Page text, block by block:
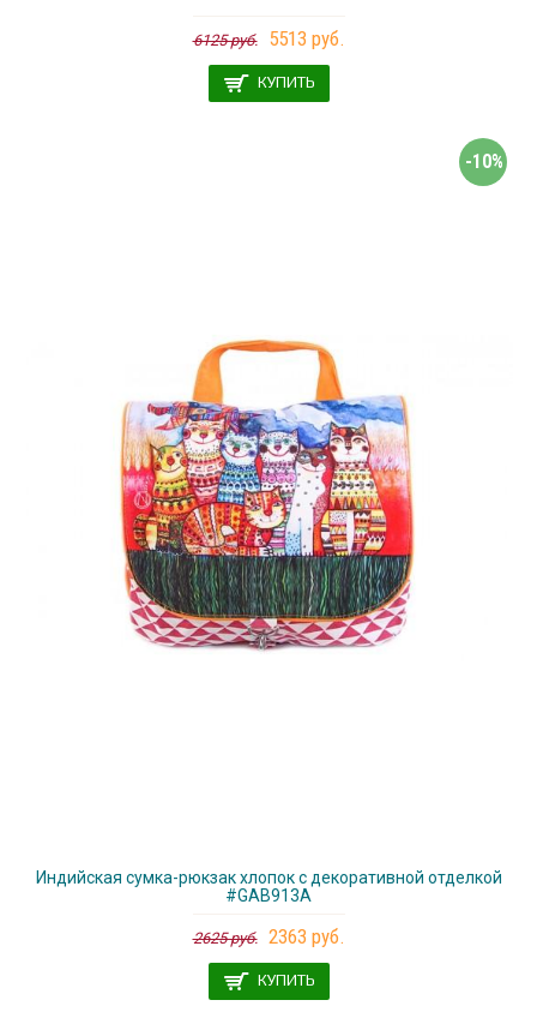
6125 руб. 5513 руб.
КУПИТЬ
-10%
Индийская сумка-рюкзак хлопок с декоративной отделкой
#GАВ913А
2625 руб. 2363 руб.
КУПИТЬ